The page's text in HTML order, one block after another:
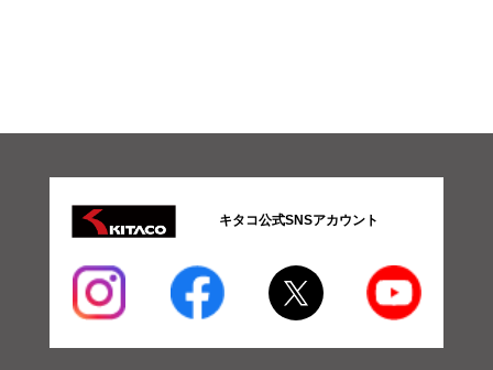
キタコ公式SNSアカウント